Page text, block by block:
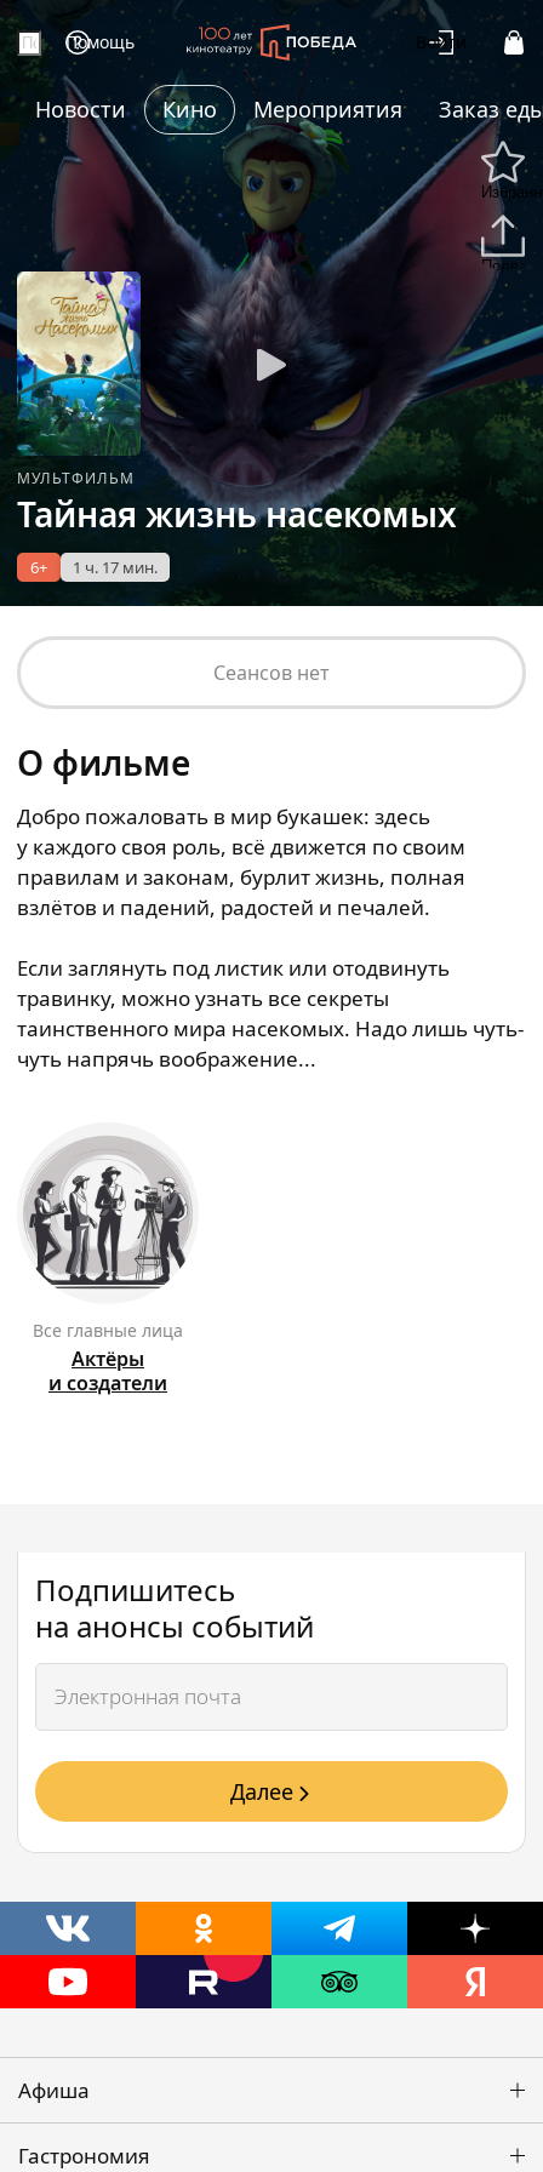
Помощь Войти
Новости Кино Мероприятия Заказ
МУЛЬТФИЛЬМ
Тайная жизнь насекомых
6+ 1 ч. 17 мин.
Сеансов нет
О фильме
Добро пожаловать в мир букашек: здесь
у каждого своя роль, всё движется по своим
правилам и законам, бурлит жизнь, полная
взлётов и падений, радостей и печалей.
Если заглянуть под листик или отодвинуть
травинку, можно узнать все секреты
таинственного мира насекомых. Надо лишь чуть-
чуть напрячь воображение...
Все главные лица
Актёры
и создатели
Подпишитесь
на анонсы событий
Далее
Афиша
Гастрономия